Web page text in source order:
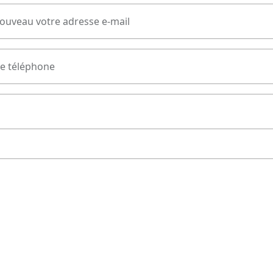
votre adresse e-mail
téléphone